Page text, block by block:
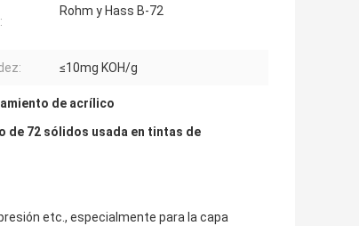
Rohm y Hass B-72
≤10mg KOH/g
de acrílico
de 72 sólidos usada en tintas de
etc., especialmente para la capa